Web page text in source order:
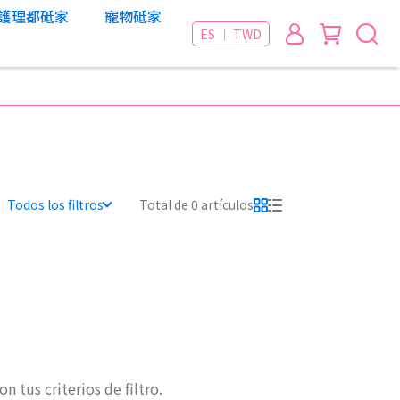
理都砥家
寵物砥家
ES ｜ TWD
Todos los filtros Total de 0 artículos
tus criterios de filtro.